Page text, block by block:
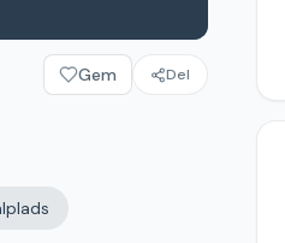
Gem Del